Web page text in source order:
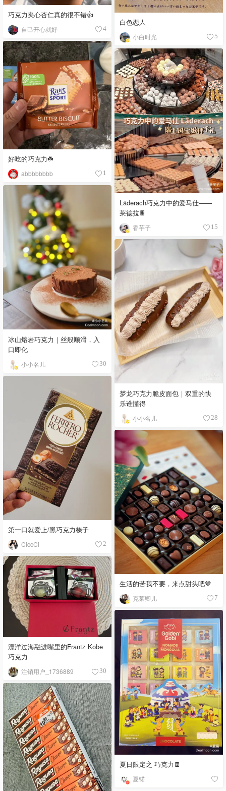
巧克力夹心杏仁真的很不错👍
自己开心就好 4
白色恋人
小白时光 5
好吃的巧克力☘️
abbbbbbbb 1
Läderach巧克力中的爱马仕——
莱德拉🍫
香芋子 15
冰山熔岩巧克力｜丝般顺滑，入
口即化
小小名儿 30
梦龙巧克力脆皮面包｜双重的快
乐谁懂得
小小名儿 28
第一口就爱上/黑巧克力榛子
CiccCi 2
生活的苦我不要，来点甜头吧🤎
克莱卿儿 7
漂洋过海融进嘴里的Frantz Kobe
巧克力
注销用户_1736889 30
夏日限定之 巧克力🍫
夏锘